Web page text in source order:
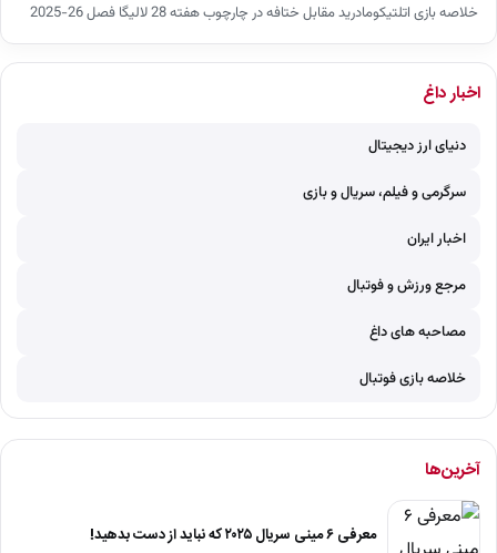
خلاصه بازی اتلتیکومادرید مقابل ختافه در چارچوب هفته 28 لالیگا فصل 26-2025
اخبار داغ
دنیای ارز دیجیتال
سرگرمی و فیلم، سریال و بازی
اخبار ایران
مرجع ورزش و فوتبال
مصاحبه های داغ
خلاصه بازی فوتبال
آخرین‌ها
معرفی ۶ مینی سریال ۲۰۲۵ که نباید از دست بدهید!